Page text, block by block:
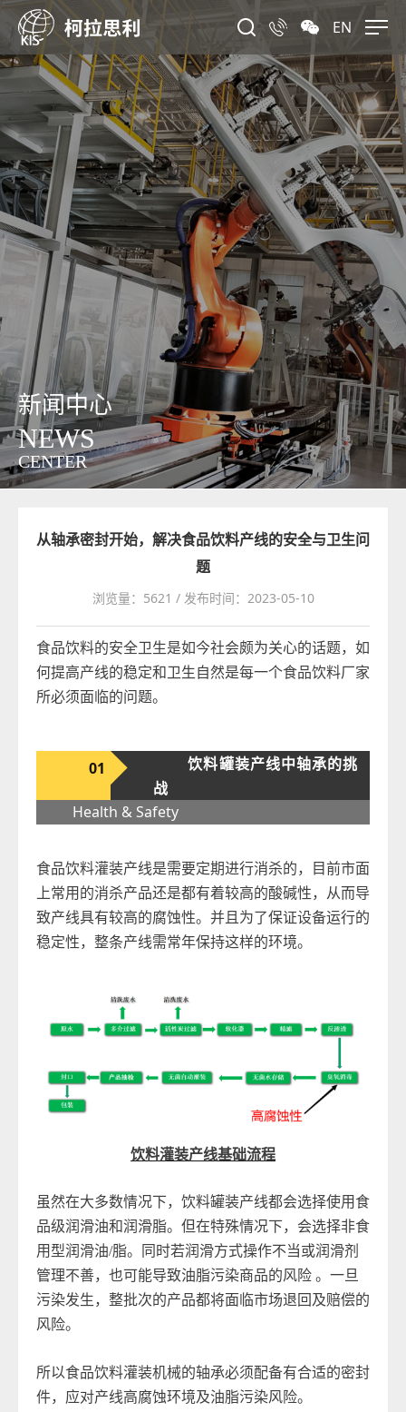
EN
新闻中心
NEWS
CENTER
从轴承密封开始，解决食品饮料产线的安全与卫生问
题
浏览量：5621 / 发布时间：2023-05-10
食品饮料的安全卫生是如今社会颇为关心的话题，如
何提高产线的稳定和卫生自然是每一个食品饮料厂家
所必须面临的问题。
01
饮料罐装产线中轴承的挑
战
Health & Safety
食品饮料灌装产线是需要定期进行消杀的，目前市面
上常用的消杀产品还是都有着较高的酸碱性，从而导
致产线具有较高的腐蚀性。并且为了保证设备运行的
稳定性，整条产线需常年保持这样的环境。
饮料灌装产线基础流程
虽然在大多数情况下，饮料罐装产线都会选择使用食
品级润滑油和润滑脂。但在特殊情况下，会选择非食
用型润滑油/脂。同时若润滑方式操作不当或润滑剂
管理不善，也可能导致油脂污染商品的风险 。一旦
污染发生，整批次的产品都将面临市场退回及赔偿的
风险。
所以食品饮料灌装机械的轴承必须配备有合适的密封
件，应对产线高腐蚀环境及油脂污染风险。